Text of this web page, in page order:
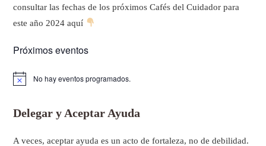
consultar las fechas de los próximos Cafés del Cuidador para
este año 2024 aquí
Próximos eventos
A
s
o
No hay eventos programados.
Delegar y Aceptar Ayuda
A veces, aceptar ayuda es un acto de fortaleza, no de debilidad.